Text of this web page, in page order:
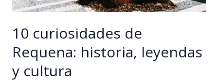
10 curiosidades de
Requena: historia, leyendas
y cultura